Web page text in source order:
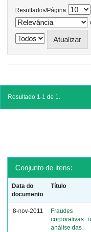
Resultados/Página
Resultado 1-1 de 1.
Conjunto de itens:
Data do
documento
Título
8-nov-2011
Fraudes
corporativas :
análise das